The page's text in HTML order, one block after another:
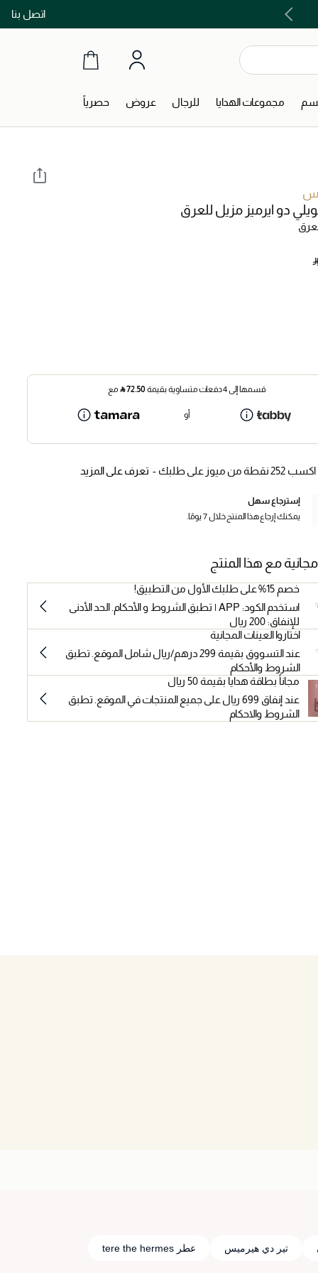
اتصل بنااشتري الآن و ادفع لاحقاً مع تابي و تمارا!
مجموعات الهدايا للرجال عروض حصرياً
دو ايرميز مزيل للعرق
قسمها إلى 4 دفعات متساوية بقيمة 72.50
⃁ مع
أو
اكسب 252 نقطة من ميوز على طلبك - تعرف على المزيد
إسترجاع سهل
يمكنك إرجاع هذا المنتج خلال 7 يومًا.
مع هذا المنتج
خصم 15% على طلبك الأول من التطبيق!
استخدم الكود: APP | تطبق الشروط و الأحكام. الحد الأدنى
للإنفاق: 200 ريال
اختاروا العينات المجانية
عند التسووق بقيمة 299 درهم/ريال شامل الموقع. تطبق
الشروط والأحكام
مجاناً بطاقة هدايا بقيمة 50 ريال
عند إنفاق 699 ريال على جميع المنتجات في الموقع. تطبق
الشروط والاحكام
تير دي هيرميس عطر tere the hermes